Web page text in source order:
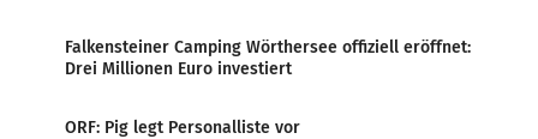
Falkensteiner Camping Wörthersee offiziell eröffnet:
Drei Millionen Euro investiert
ORF: Pig legt Personalliste vor